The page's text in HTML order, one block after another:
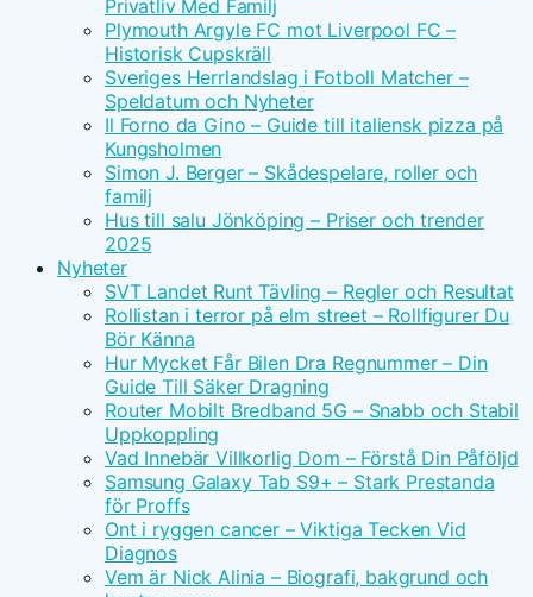
Privatliv Med Familj
Plymouth Argyle FC mot Liverpool FC –
Historisk Cupskräll
Sveriges Herrlandslag i Fotboll Matcher –
Speldatum och Nyheter
Il Forno da Gino – Guide till italiensk pizza på
Kungsholmen
Simon J. Berger – Skådespelare, roller och
familj
Hus till salu Jönköping – Priser och trender
2025
Nyheter
SVT Landet Runt Tävling – Regler och Resultat
Rollistan i terror på elm street – Rollfigurer Du
Bör Känna
Hur Mycket Får Bilen Dra Regnummer – Din
Guide Till Säker Dragning
Router Mobilt Bredband 5G – Snabb och Stabil
Uppkoppling
Vad Innebär Villkorlig Dom – Förstå Din Påföljd
Samsung Galaxy Tab S9+ – Stark Prestanda
för Proffs
Ont i ryggen cancer – Viktiga Tecken Vid
Diagnos
Vem är Nick Alinia – Biografi, bakgrund och